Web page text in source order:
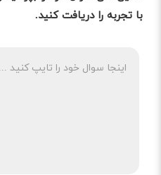
با تجربه را دریافت کنید.